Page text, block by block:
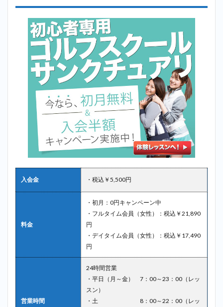
入会金 ・税込￥5,500円
料金
・初月：0円キャンペーン中
・フルタイム会員（女性）：税込￥21,890
円
・デイタイム会員（女性）：税込￥17,490
円
営業時間
24時間営業
・平日（月～金） 7：00～23：00（レッ
スン）
・土 8：00～22：00（レッ